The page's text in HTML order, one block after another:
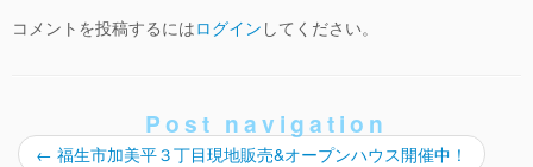
コメントを投稿するにはログイン してください。
Post navigation
← 福生市加美平３丁目現地販売&オープンハウス開催中！